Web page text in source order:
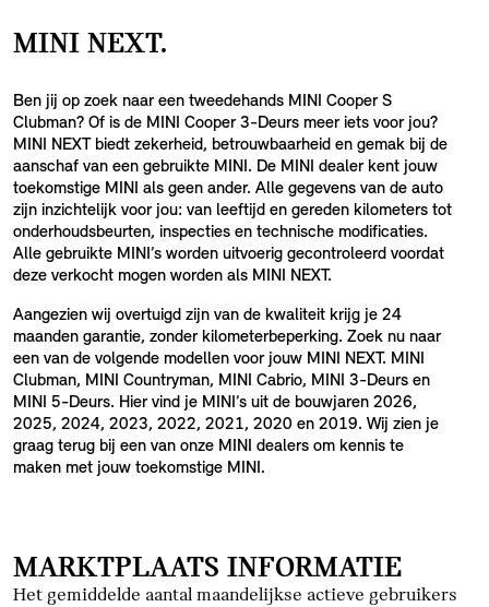
MINI NEXT.
Ben jij op zoek naar een tweedehands MINI Cooper S
Clubman? Of is de MINI Cooper 3-Deurs meer iets voor jou?
MINI NEXT biedt zekerheid, betrouwbaarheid en gemak bij de
aanschaf van een gebruikte MINI. De MINI dealer kent jouw
toekomstige MINI als geen ander. Alle gegevens van de auto
zijn inzichtelijk voor jou: van leeftijd en gereden kilometers tot
onderhoudsbeurten, inspecties en technische modificaties.
Alle gebruikte MINI’s worden uitvoerig gecontroleerd voordat
deze verkocht mogen worden als MINI NEXT.
Aangezien wij overtuigd zijn van de kwaliteit krijg je 24
maanden garantie, zonder kilometerbeperking. Zoek nu naar
een van de volgende modellen voor jouw MINI NEXT. MINI
Clubman, MINI Countryman, MINI Cabrio, MINI 3-Deurs en
MINI 5-Deurs. Hier vind je MINI’s uit de bouwjaren 2026,
2025, 2024, 2023, 2022, 2021, 2020 en 2019. Wij zien je
graag terug bij een van onze MINI dealers om kennis te
maken met jouw toekomstige MINI.
MARKTPLAATS INFORMATIE
Het gemiddelde aantal maandelijkse actieve gebruikers